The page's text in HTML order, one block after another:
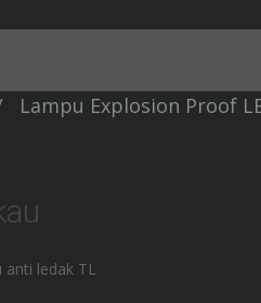
Lampu Explosion Proof
anti ledak TL